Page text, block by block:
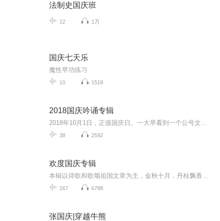
法制史国庆班
12 1万
国庆七天乐
魔性早功练习
10 1518
2018国庆吟诵专辑
38 2592
欢度国庆专辑
167 6788
张国庆|穿越牛熊